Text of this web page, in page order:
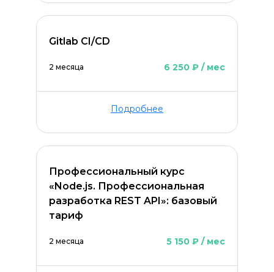
Gitlab CI/CD
2 месяца 6 250 ₽ / мес
Подробнее
Профессиональный курс
«Node.js. Профессиональная
разработка REST API»: базовый
тариф
2 месяца 5 150 ₽ / мес